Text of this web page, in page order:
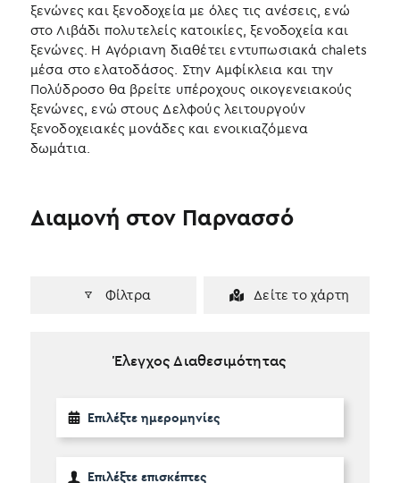
ξενώνες και ξενοδοχεία με όλες τις ανέσεις, ενώ
στο Λιβάδι πολυτελείς κατοικίες, ξενοδοχεία και
ξενώνες. Η Αγόριανη διαθέτει εντυπωσιακά chalets
μέσα στο ελατοδάσος. Στην Αμφίκλεια και την
Πολύδροσο θα βρείτε υπέροχους οικογενειακούς
ξενώνες, ενώ στους Δελφούς λειτουργούν
ξενοδοχειακές μονάδες και ενοικιαζόμενα
δωμάτια.
Φίλτρα Δείτε το χάρτη
Διαμονή στον Παρνασσό
Έλεγχος Διαθεσιμότητας